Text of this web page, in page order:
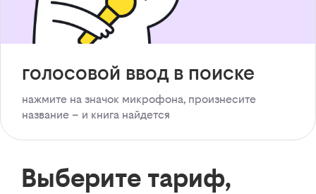
голосовой ввод в поиске
нажмите на значок микрофона, произнесите
название – и книга найдется
Выберите тариф,